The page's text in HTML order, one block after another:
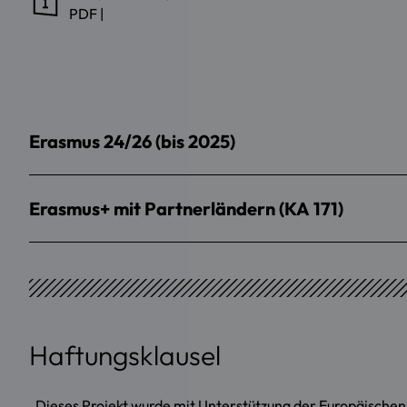
PDF |
Erasmus 24/26 (bis 2025)
Erasmus+ mit Partnerländern (KA 171)
Haftungsklausel